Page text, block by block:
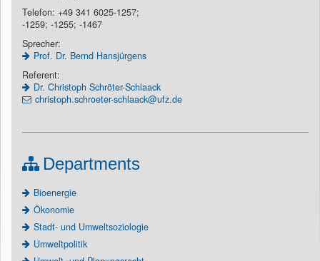
Telefon: +49 341 6025-1257;
-1259; -1255; -1467
Sprecher:
Prof. Dr. Bernd Hansjürgens
Referent:
Dr. Christoph Schröter-Schlaack
christoph.schroeter-schlaack@ufz.de
Departments
Bioenergie
Ökonomie
Stadt- und Umweltsoziologie
Umweltpolitik